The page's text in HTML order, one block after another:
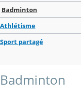
Badminton
Athlétisme
Sport partagé
Badminton